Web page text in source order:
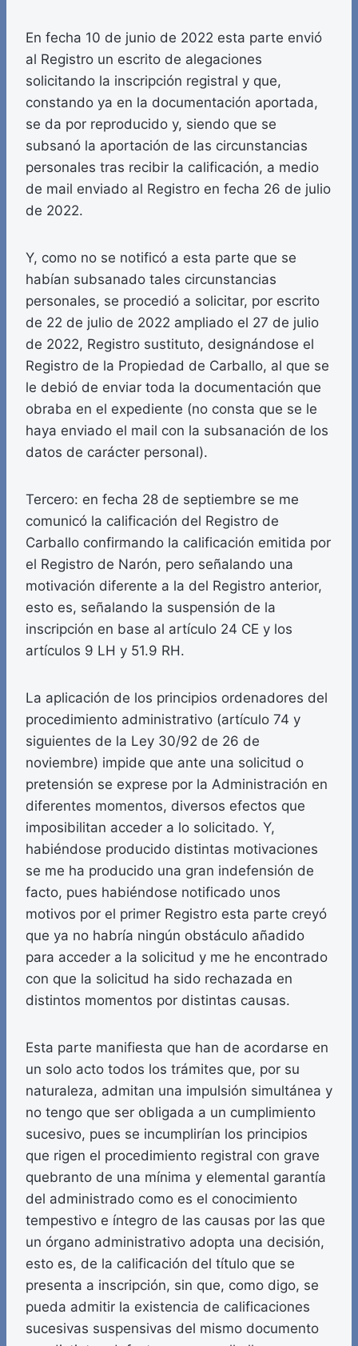
En fecha 10 de junio de 2022 esta parte envió
al Registro un escrito de alegaciones
solicitando la inscripción registral y que,
constando ya en la documentación aportada,
se da por reproducido y, siendo que se
subsanó la aportación de las circunstancias
personales tras recibir la calificación, a medio
de mail enviado al Registro en fecha 26 de julio
de 2022.
Y, como no se notificó a esta parte que se
habían subsanado tales circunstancias
personales, se procedió a solicitar, por escrito
de 22 de julio de 2022 ampliado el 27 de julio
de 2022, Registro sustituto, designándose el
Registro de la Propiedad de Carballo, al que se
le debió de enviar toda la documentación que
obraba en el expediente (no consta que se le
haya enviado el mail con la subsanación de los
datos de carácter personal).
Tercero: en fecha 28 de septiembre se me
comunicó la calificación del Registro de
Carballo confirmando la calificación emitida por
el Registro de Narón, pero señalando una
motivación diferente a la del Registro anterior,
esto es, señalando la suspensión de la
inscripción en base al artículo 24 CE y los
artículos 9 LH y 51.9 RH.
La aplicación de los principios ordenadores del
procedimiento administrativo (artículo 74 y
siguientes de la Ley 30/92 de 26 de
noviembre) impide que ante una solicitud o
pretensión se exprese por la Administración en
diferentes momentos, diversos efectos que
imposibilitan acceder a lo solicitado. Y,
habiéndose producido distintas motivaciones
se me ha producido una gran indefensión de
facto, pues habiéndose notificado unos
motivos por el primer Registro esta parte creyó
que ya no habría ningún obstáculo añadido
para acceder a la solicitud y me he encontrado
con que la solicitud ha sido rechazada en
distintos momentos por distintas causas.
Esta parte manifiesta que han de acordarse en
un solo acto todos los trámites que, por su
naturaleza, admitan una impulsión simultánea y
no tengo que ser obligada a un cumplimiento
sucesivo, pues se incumplirían los principios
que rigen el procedimiento registral con grave
quebranto de una mínima y elemental garantía
del administrado como es el conocimiento
tempestivo e íntegro de las causas por las que
un órgano administrativo adopta una decisión,
esto es, de la calificación del título que se
presenta a inscripción, sin que, como digo, se
pueda admitir la existencia de calificaciones
sucesivas suspensivas del mismo documento